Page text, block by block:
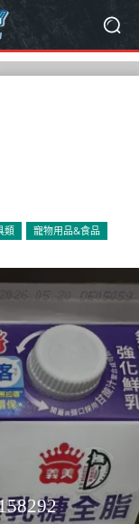
類 寵物用品&食品